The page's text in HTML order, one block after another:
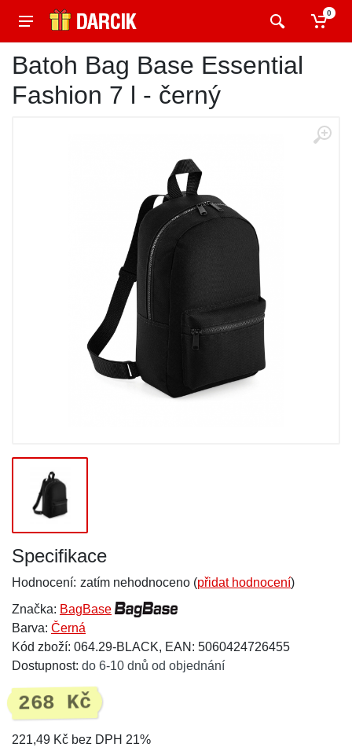
0
Batoh Bag Base Essential
Fashion 7 l - černý
Specifikace
Hodnocení: zatím nehodnoceno (přidat hodnocení)
Značka: BagBase
Barva: Černá
Kód zboží: 064.29-BLACK, EAN: 5060424726455
Dostupnost: do 6-10 dnů od objednání
268 Kč
221,49 Kč bez DPH 21%